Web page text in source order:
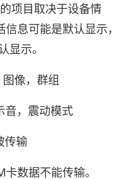
项目取决于设备情
信息可能是默认显示，
显示。
像，群组
音，震动模式
传输
数据不能传输。